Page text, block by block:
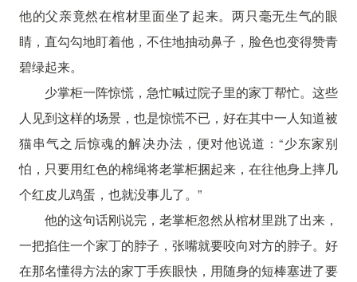
他的父亲竟然在棺材里面坐了起来。两只毫无生气的眼
睛，直勾勾地盯着他，不住地抽动鼻子，脸色也变得赞青
碧绿起来。
少掌柜一阵惊慌，急忙喊过院子里的家丁帮忙。这些
人见到这样的场景，也是惊慌不已，好在其中一人知道被
猫串气之后惊魂的解决办法，便对他说道：“少东家别
怕，只要用红色的棉绳将老掌柜捆起来，在往他身上摔几
个红皮儿鸡蛋，也就没事儿了。”
他的这句话刚说完，老掌柜忽然从棺材里跳了出来，
一把掐住一个家丁的脖子，张嘴就要咬向对方的脖子。好
在那名懂得方法的家丁手疾眼快，用随身的短棒塞进了要